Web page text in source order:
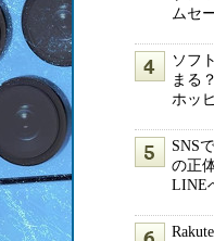
ムセ
ソフ
まる
ホッ
SNS
の正
LINE